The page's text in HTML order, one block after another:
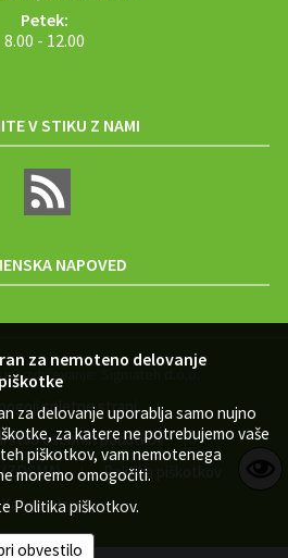
Petek:
8.00 - 12.00
V STIKU Z NAMI
NAPOVED
vzdrževanje: Sigmateh d.o.o.
pogoji spletne strani |
osebnih podatkov |
| Politika piškotkov
Kazalo strani
za nemoteno delovanje
za delovanje uporablja samo nujno
za katere ne potrebujemo vaše
piškotkov, vam nemotenega
moremo omogočiti.
Politika piškotkov.
obvestilo